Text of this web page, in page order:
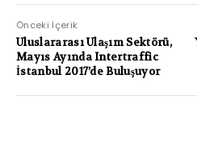
Önceki İçerik
Uluslararası Ulaşım Sektörü,
Mayıs Ayında Intertraffic
İstanbul 2017’de Buluşuyor